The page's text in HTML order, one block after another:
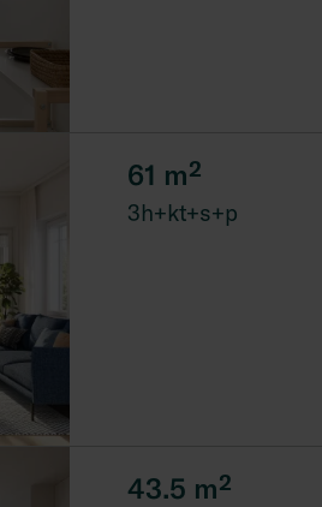
61 m²
3h+kt+s+p
43.5 m²